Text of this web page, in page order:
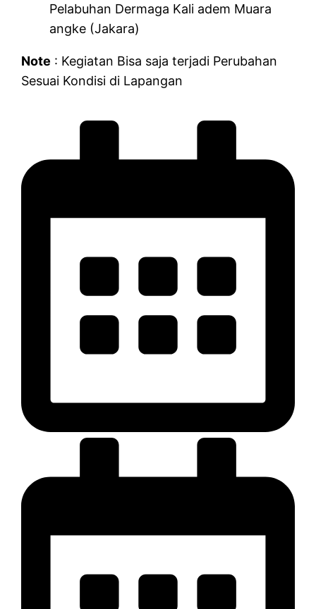
Pelabuhan Dermaga Kali adem Muara
angke (Jakara)
Note : Kegiatan Bisa saja terjadi Perubahan
Sesuai Kondisi di Lapangan